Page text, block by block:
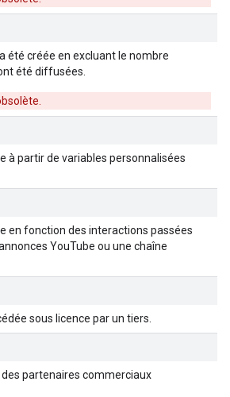
été créée en excluant le nombre
été diffusées.
à partir de variables personnalisées
en fonction des interactions passées
YouTube ou une chaîne
sous licence par un tiers.
partenaires commerciaux